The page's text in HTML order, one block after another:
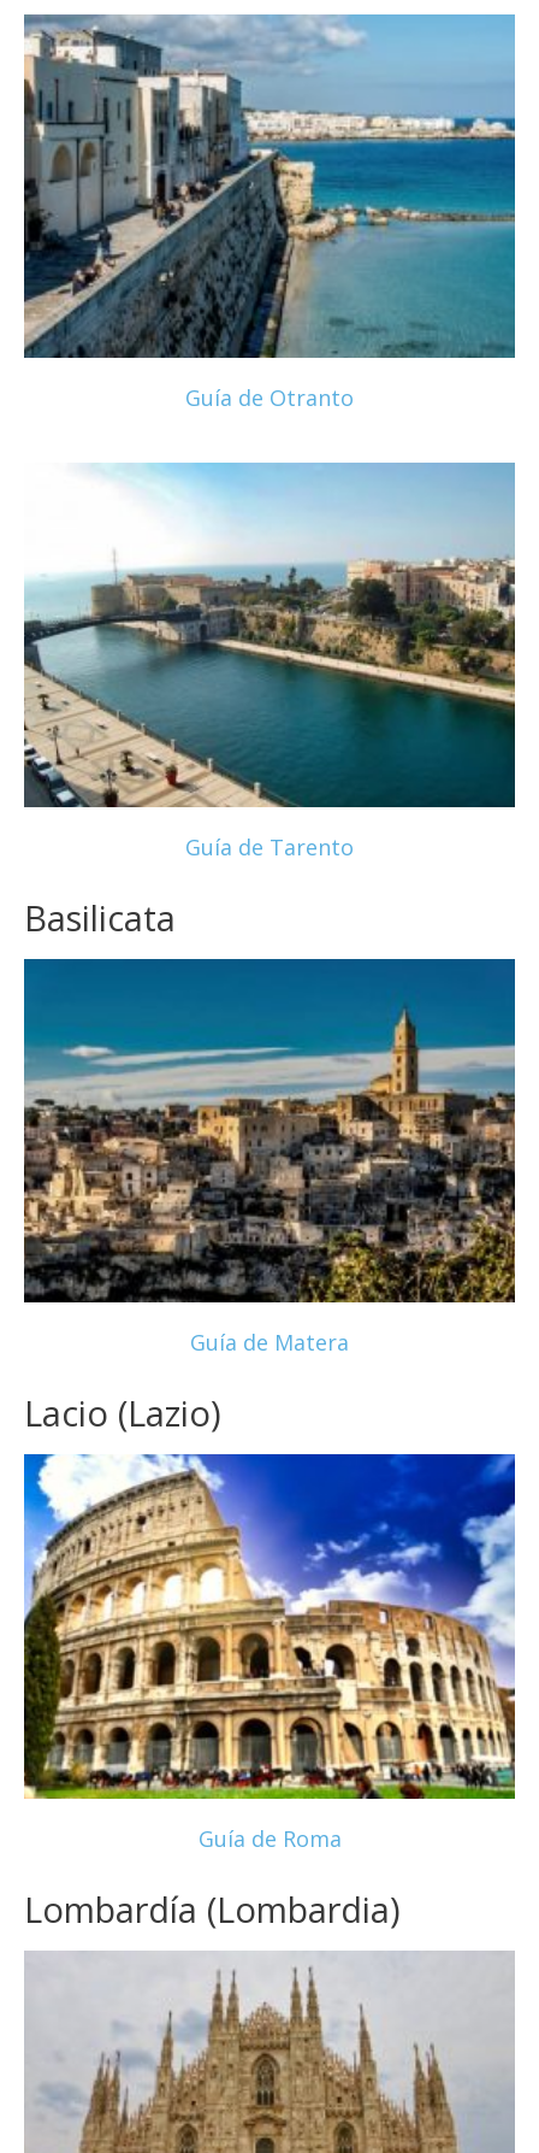
Guía de Otranto
Guía de Tarento
Basilicata
Guía de Matera
Lacio (Lazio)
Guía de Roma
Lombardía (Lombardia)